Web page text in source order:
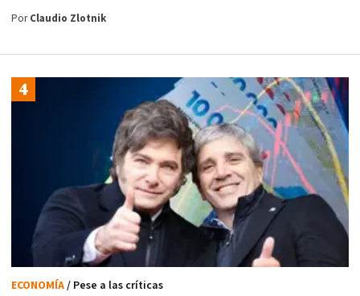
PorClaudio Zlotnik
ECONOMÍA/ Pese a las críticas